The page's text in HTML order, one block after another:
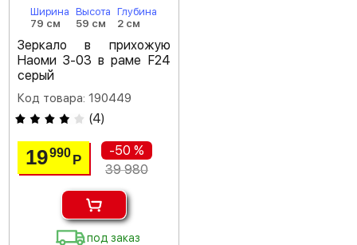
Ширина
79 см
Высота
59 см
Глубина
2 см
Зеркало в прихожую
Наоми З-03 в раме F24
серый
Код товара: 190449
(4)
19990Р
-50 %
39 980
под заказ